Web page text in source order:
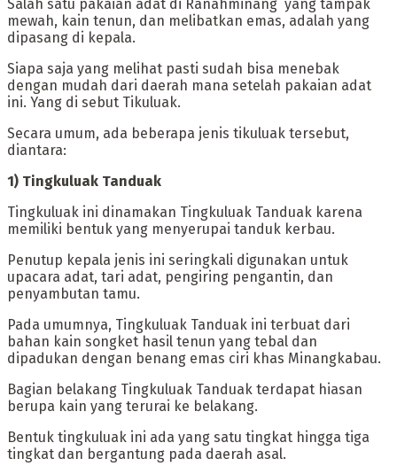
Salah satu pakaian adat di Ranahminang yang tampak
mewah, kain tenun, dan melibatkan emas, adalah yang
dipasang di kepala.
Siapa saja yang melihat pasti sudah bisa menebak
dengan mudah dari daerah mana setelah pakaian adat
ini. Yang di sebut Tikuluak.
Secara umum, ada beberapa jenis tikuluak tersebut,
diantara:
‎1) Tingkuluak Tanduak
‎Tingkuluak ini dinamakan Tingkuluak Tanduak karena
memiliki bentuk yang menyerupai tanduk kerbau.
Penutup kepala jenis ini seringkali digunakan untuk
upacara adat, tari adat, pengiring pengantin, dan
penyambutan tamu.
‎Pada umumnya, Tingkuluak Tanduak ini terbuat dari
bahan kain songket hasil tenun yang tebal dan
dipadukan dengan benang emas ciri khas Minangkabau.
Bagian belakang Tingkuluak Tanduak terdapat hiasan
berupa kain yang terurai ke belakang.
Bentuk tingkuluak ini ada yang satu tingkat hingga tiga
tingkat dan bergantung pada daerah asal.